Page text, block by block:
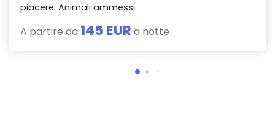
piacere. Animali ammessi.
A partire da 145 EUR a notte